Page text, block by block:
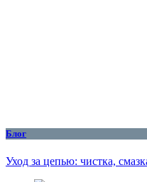
Блог
Уход за цепью: чистка,